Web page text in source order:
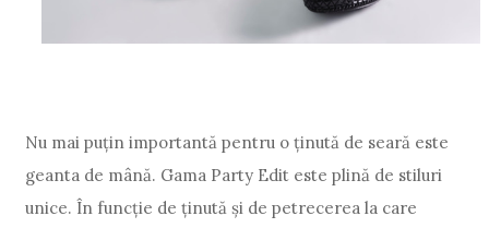
Nu mai puțin importantă pentru o ținută de seară este
geanta de mână. Gama Party Edit este plină de stiluri
unice. În funcție de ținută și de petrecerea la care